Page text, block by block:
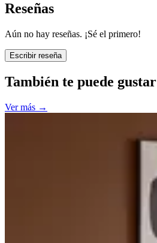
Reseñas
Aún no hay reseñas. ¡Sé el primero!
Escribir reseña
También te puede gustar
Ver más →